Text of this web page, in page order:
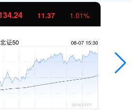
3563.12 47.56 1.35%